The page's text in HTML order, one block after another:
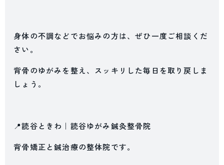
身体の不調などでお悩みの方は、ぜひ一度ご相談くだ
さい。
背骨のゆがみを整え、スッキリした毎日を取り戻しま
しょう。
📍読谷ときわ｜読谷ゆがみ鍼灸整骨院
背骨矯正と鍼治療の整体院です。